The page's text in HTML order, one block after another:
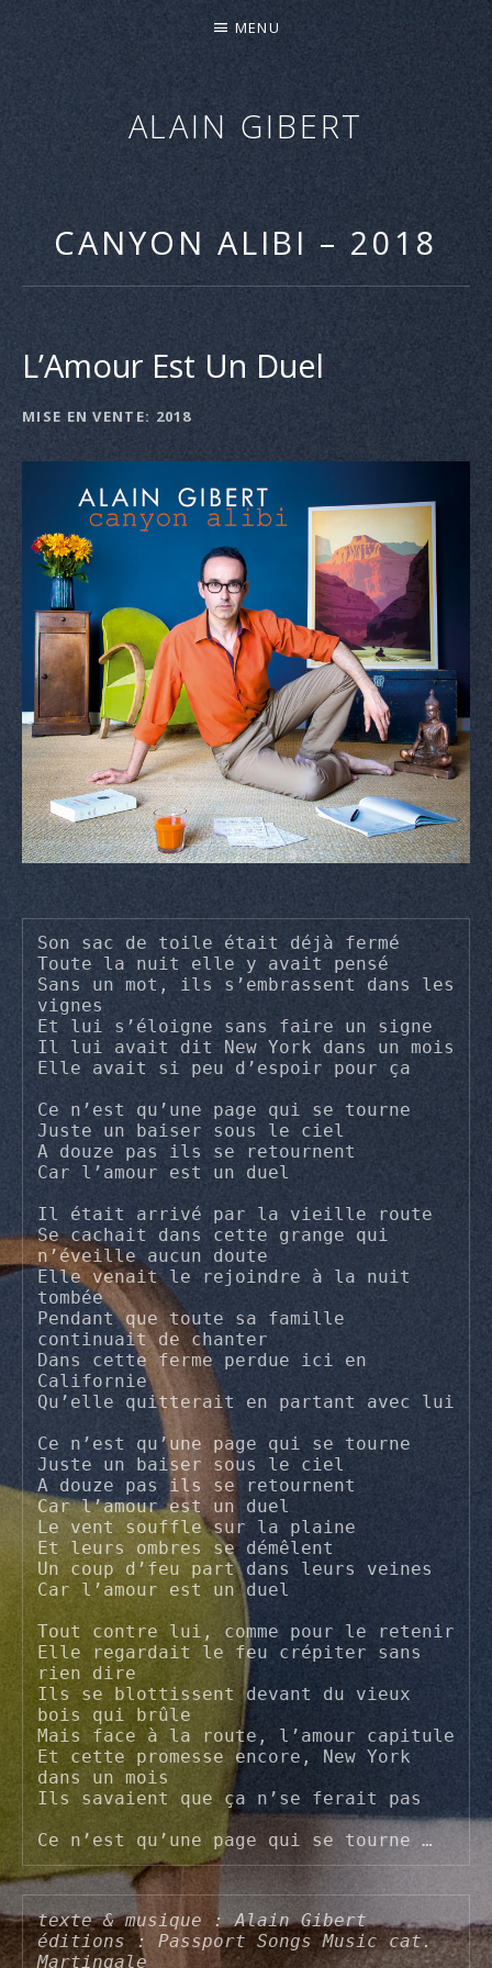
ALAIN GIBERT
ALIBI"
NOUVEL
ALBUM
–
LE
27
AVRIL
MENU
CANYON ALIBI – 2018
L’Amour Est Un Duel
DÉTAILS
DE
L'ALBUM
MISE EN VENTE 2018
Son sac de toile était déjà fermé
Toute la nuit elle y avait pensé
Sans un mot, ils s’embrassent dans les
vignes
Et lui s’éloigne sans faire un signe
Il lui avait dit New York dans un mois
Elle avait si peu d’espoir pour ça
Ce n’est qu’une page qui se tourne
Juste un baiser sous le ciel
A douze pas ils se retournent
Car l’amour est un duel
Il était arrivé par la vieille route
Se cachait dans cette grange qui
n’éveille aucun doute
Elle venait le rejoindre à la nuit
tombée
Pendant que toute sa famille
continuait de chanter
Dans cette ferme perdue ici en
Californie
Qu’elle quitterait en partant avec lui
Ce n’est qu’une page qui se tourne
Juste un baiser sous le ciel
A douze pas ils se retournent
Car l’amour est un duel
Le vent souffle sur la plaine
Et leurs ombres se démêlent
Un coup d’feu part dans leurs veines
Car l’amour est un duel
Tout contre lui, comme pour le retenir
Elle regardait le feu crépiter sans
rien dire
Ils se blottissent devant du vieux
bois qui brûle
Mais face à la route, l’amour capitule
Et cette promesse encore, New York
dans un mois
Ils savaient que ça n’se ferait pas
texte & musique : Alain Gibert
éditions : Passport Songs Music cat.